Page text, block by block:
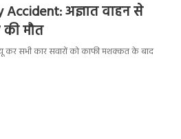
Accident: अज्ञात वाहन से
मौत
कर सभी कार सवारों को काफी मशक्कत के बाद